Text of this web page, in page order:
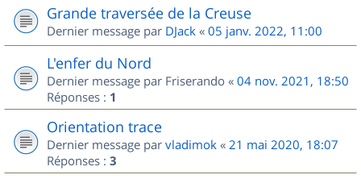
Grande traversée de la Creuse
Dernier message par DJack « 05 janv. 2022, 11:00
L'enfer du Nord
Dernier message par Friserando « 04 nov. 2021, 18:50
Réponses : 1
Orientation trace
Dernier message par vladimok « 21 mai 2020, 18:07
Réponses : 3